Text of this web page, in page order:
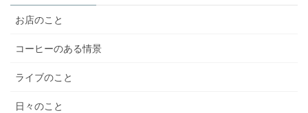
お店のこと
コーヒーのある情景
ライブのこと
日々のこと